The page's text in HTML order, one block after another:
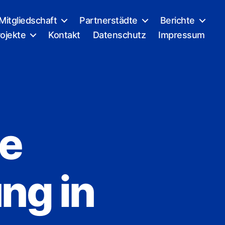
Partnerstädte
Berichte
Kontakt Datenschutz Impressum
in